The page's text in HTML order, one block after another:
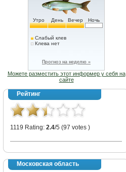
Утро День Вечер Ночь
Слабый клев
Клева нет
Прогноз на неделю »
Можете разместить этот информер у себя на
сайте
Рейтинг
1119 Rating: 2.4/5 (97 votes )
Московская область